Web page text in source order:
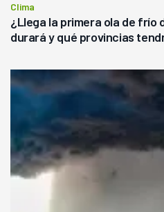
Clima
¿Llega la primera ola de frío
durará y qué provincias